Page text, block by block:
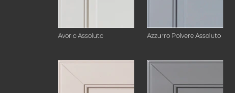
Avorio Assoluto Azzurro Polvere Assoluto